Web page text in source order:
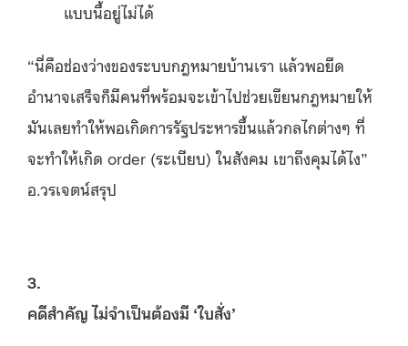
แบบนี้อยู่ไม่ได้
“นี่คือช่องว่างของระบบกฎหมายบ้านเรา แล้วพอยึด
อำนาจเสร็จก็มีคนที่พร้อมจะเข้าไปช่วยเขียนกฎหมายให้
มันเลยทำให้พอเกิดการรัฐประหารขึ้นแล้วกลไกต่างๆ ที่
จะทำให้เกิด order (ระเบียบ) ในสังคม เขาถึงคุมได้ไง”
อ.วรเจตน์สรุป
3.
คดีสำคัญ ไม่จำเป็นต้องมี ‘ใบสั่ง’